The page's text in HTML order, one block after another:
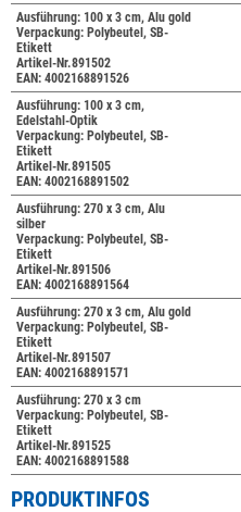
Ausführung: 100 x 3 cm, Alu gold
Verpackung: Polybeutel, SB-
Etikett
Artikel-Nr.891502
EAN: 4002168891526
Ausführung: 100 x 3 cm,
Edelstahl-Optik
Verpackung: Polybeutel, SB-
Etikett
Artikel-Nr.891505
EAN: 4002168891502
Ausführung: 270 x 3 cm, Alu
silber
Verpackung: Polybeutel, SB-
Etikett
Artikel-Nr.891506
EAN: 4002168891564
Ausführung: 270 x 3 cm, Alu gold
Verpackung: Polybeutel, SB-
Etikett
Artikel-Nr.891507
EAN: 4002168891571
Ausführung: 270 x 3 cm
Verpackung: Polybeutel, SB-
Etikett
Artikel-Nr.891525
EAN: 4002168891588
PRODUKTINFOS